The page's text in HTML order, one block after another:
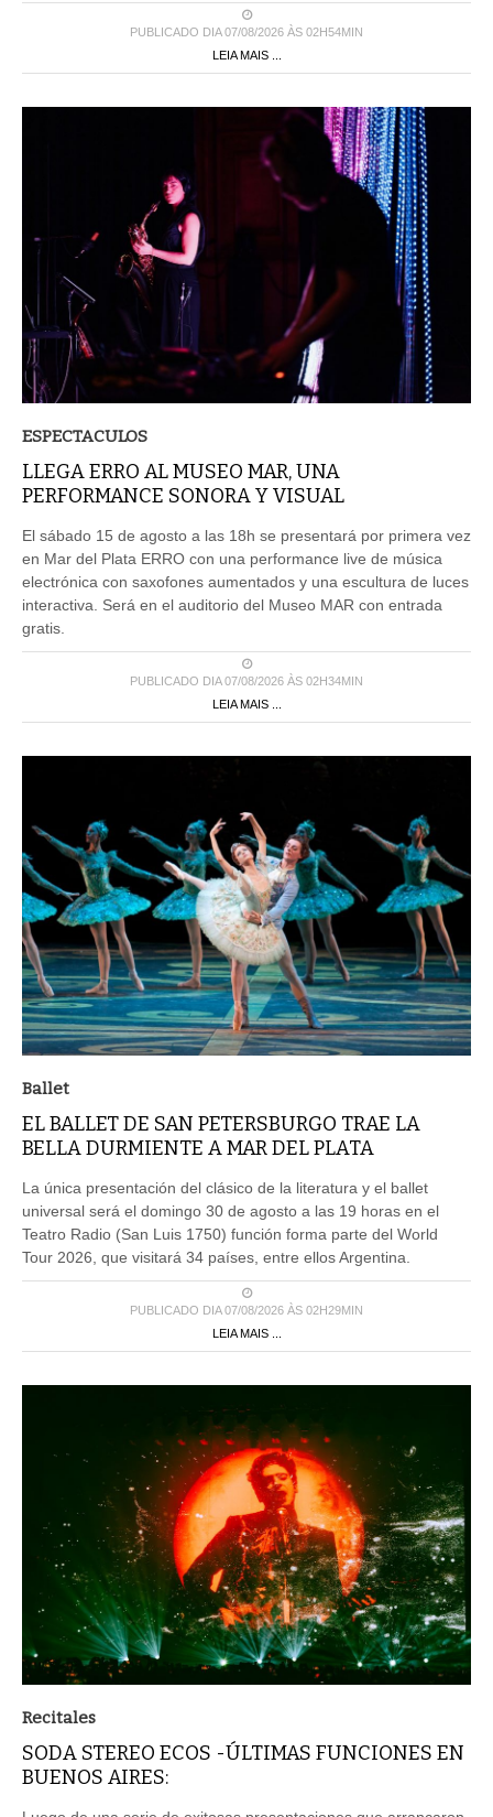
PUBLICADO DIA 07/08/2026 ÀS 02H54MIN
LEIA MAIS ...
ESPECTACULOS
LLEGA ERRO AL MUSEO MAR, UNA
PERFORMANCE SONORA Y VISUAL
El sábado 15 de agosto a las 18h se presentará por primera vez
en Mar del Plata ERRO con una performance live de música
electrónica con saxofones aumentados y una escultura de luces
interactiva. Será en el auditorio del Museo MAR con entrada
gratis.
PUBLICADO DIA 07/08/2026 ÀS 02H34MIN
LEIA MAIS ...
Ballet
EL BALLET DE SAN PETERSBURGO TRAE LA
BELLA DURMIENTE A MAR DEL PLATA
La única presentación del clásico de la literatura y el ballet
universal será el domingo 30 de agosto a las 19 horas en el
Teatro Radio (San Luis 1750) función forma parte del World
Tour 2026, que visitará 34 países, entre ellos Argentina.
PUBLICADO DIA 07/08/2026 ÀS 02H29MIN
LEIA MAIS ...
Recitales
SODA STEREO ECOS -ÚLTIMAS FUNCIONES EN
BUENOS AIRES: